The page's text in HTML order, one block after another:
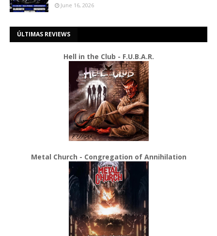
June 16, 2026
ÚLTIMAS REVIEWS
Hell in the Club - F.U.B.A.R.
Metal Church - Congregation of Annihilation